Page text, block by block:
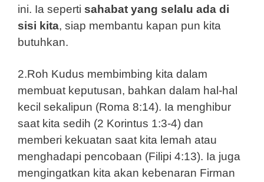
ini. Ia seperti sahabat yang selalu ada di
sisi kita, siap membantu kapan pun kita
butuhkan.
2.Roh Kudus membimbing kita dalam
membuat keputusan, bahkan dalam hal-hal
kecil sekalipun (Roma 8:14). Ia menghibur
saat kita sedih (2 Korintus 1:3-4) dan
memberi kekuatan saat kita lemah atau
menghadapi pencobaan (Filipi 4:13). Ia juga
mengingatkan kita akan kebenaran Firman